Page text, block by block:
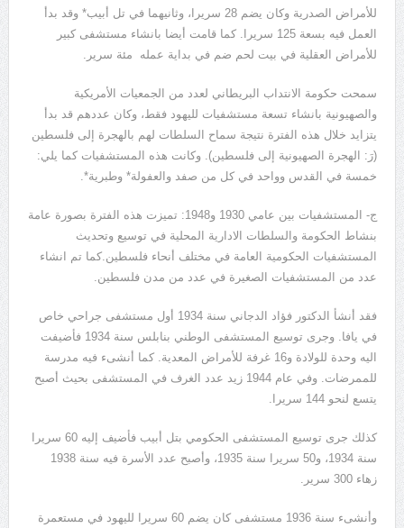
للأمراض الصدرية وكان يضم 28 سريرا، وثانيهما في تل أبيب* وقد بدأ
العمل فيه بسعة 125 سريرا. كما قامت أيضا بانشاء مستشفى كبير
للأمراض العقلية في بيت لحم ضم في بداية عمله مئة سرير.
سمحت حكومة الانتداب البريطاني لعدد من الجمعيات الأمريكية
والصهيونية بانشاء تسعة مستشفيات لليهود فقط، وكان عددهم قد بدأ
يتزايد خلال هذه الفترة نتيجة سماح السلطات لهم بالهجرة إلى فلسطين
(رَ: الهجرة الصهيونية إلى فلسطين). وكانت هذه المستشفيات كما يلي:
خمسة في القدس وواحد في كل من صفد والعفولة* وطبرية*.
ج- المستشفيات بين عامي 1930 و1948: تميزت هذه الفترة بصورة عامة
بنشاط الحكومة والسلطات الادارية المحلية في توسيع وتحديث
المستشفيات الحكومية العامة في مختلف أنحاء فلسطين.كما تم انشاء
عدد من المستشفيات الصغيرة في عدد من مدن فلسطين.
فقد أنشأ الدكتور فؤاد الدجاني سنة 1934 أول مستشفى جراحي خاص
في يافا. وجرى توسيع المستشفى الوطني بنابلس سنة 1934 فأضيفت
اليه وحدة للولادة و16 غرفة للأمراض المعدية. كما أنشىء فيه مدرسة
للممرضات. وفي عام 1944 زيد عدد الغرف في المستشفى بحيث أصبح
يتسع لنحو 144 سريرا.
كذلك جرى توسيع المستشفى الحكومي بتل أبيب فأضيف إليه 60 سريرا
سنة 1934، و50 سريرا سنة 1935، وأصبح عدد الأسرة فيه سنة 1938
زهاء 300 سرير.
وأنشىء سنة 1936 مستشفى كان يضم 60 سريرا لليهود في مستعمرة